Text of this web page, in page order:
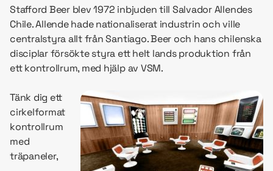
Stafford Beer blev 1972 inbjuden till Salvador Allendes
Chile. Allende hade nationaliserat industrin och ville
centralstyra allt från Santiago. Beer och hans chilenska
disciplar försökte styra ett helt lands produktion från
ett kontrollrum, med hjälp av VSM.
Tänk dig ett
cirkelformat
kontrollrum
med
träpaneler,